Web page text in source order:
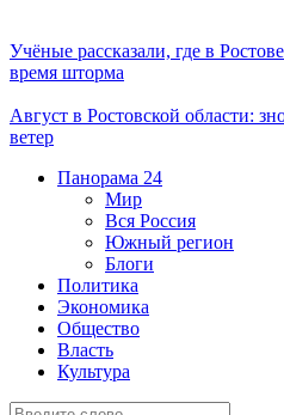
Учёные рассказали, где в
время шторма
Август в Ростовской области:
ветер
Панорама 24
Мир
Вся Россия
Южный регион
Блоги
Политика
Экономика
Общество
Власть
Культура